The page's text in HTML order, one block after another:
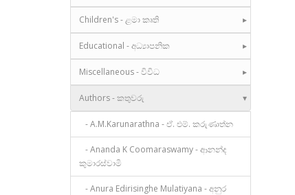
Children's - ළමා කෘති
Educational - අධ්‍යාපනික
Miscellaneous - විවිධ
Authors - කතුවරු
- A.M.Karunarathna - ඒ. එම්. කරුණාත්න
- Ananda K Coomaraswamy - ආනන්ද
කුමාරස්වාමි
- Anura Edirisinghe Mulatiyana - අනුර